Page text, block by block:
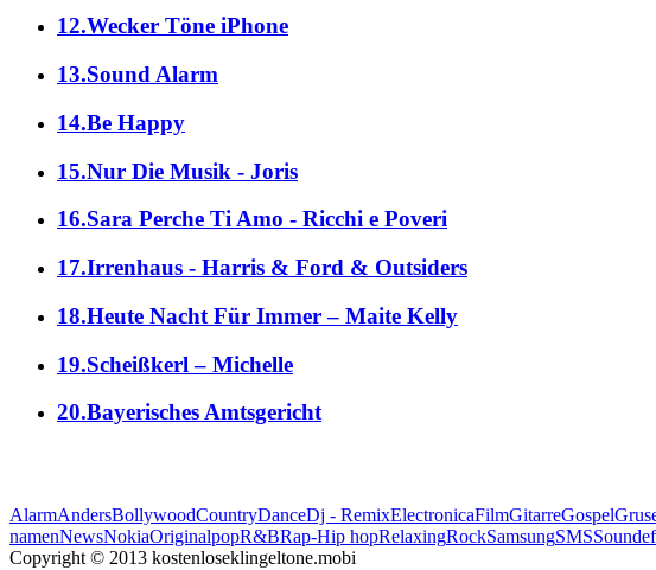
12.Wecker Töne iPhone
13.Sound Alarm
14.Be Happy
15.Nur Die Musik - Joris
16.Sara Perche Ti Amo - Ricchi e Poveri
17.Irrenhaus - Harris & Ford & Outsiders
18.Heute Nacht Für Immer – Maite Kelly
19.Scheißkerl – Michelle
20.Bayerisches Amtsgericht
AlarmAndersBollywoodCountryDanceDj - RemixElectronicaFilmGitarreGospel
namenNewsNokiaOriginalpopR&BRap-Hip hopRelaxingRockSamsungSMS
Copyright © 2013 kostenloseklingeltone.mobi